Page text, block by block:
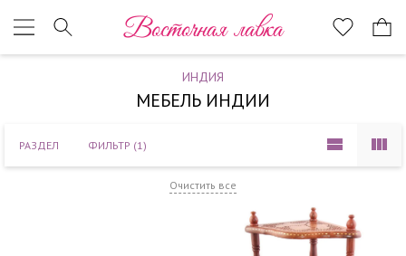
Восточная лавка
ИНДИЯ
МЕБЕЛЬ ИНДИИ
РАЗДЕЛ ФИЛЬТР (1)
Очистить все